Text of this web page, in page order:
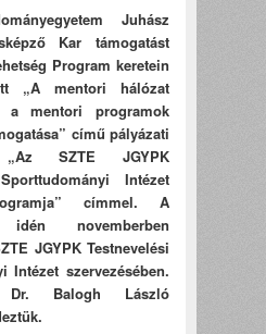
Juhász
Kar támogatást
Program keretein
„A mentori hálózat
a mentori programok
című pályázati
„Az SZTE JGYPK
Intézet
címmel. A
idén novemberben
JGYPK Testnevelési
Intézet szervezésében.
Balogh László